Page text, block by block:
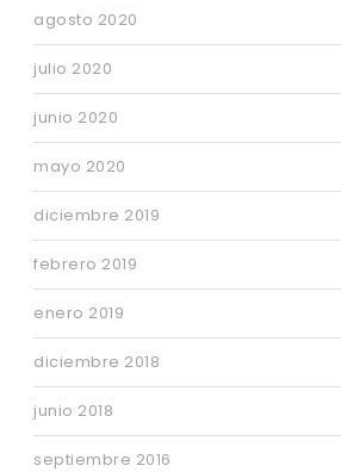
agosto 2020
julio 2020
junio 2020
mayo 2020
diciembre 2019
febrero 2019
enero 2019
diciembre 2018
junio 2018
septiembre 2016